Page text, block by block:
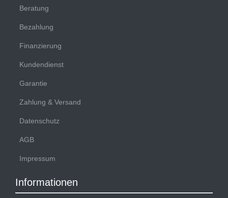
Beratung
Bezahlung
Finanzierung
Kundendienst
Garantie
Zahlung & Versand
Datenschutz
AGB
Impressum
Informationen